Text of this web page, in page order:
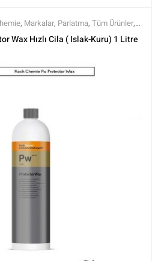
, Markalar, Parlatma, Tüm Ürünler,
Wax Hızlı Cila ( Islak-Kuru) 1 Litre